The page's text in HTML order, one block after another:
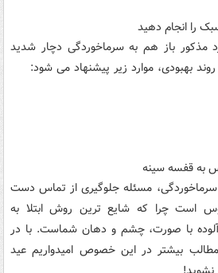
را انجام دهید
مذکور باز هم به سرماخوردگی دچار شدید
بهبودی، موارد زیر پیشنهاد می شود:
به قفسه سینه
سرماخوردگی، مسئله جلوگیری از تماس دست
است چرا که شایع ترین روش ابتلا به
با صورت، چشم و دهان شماست. با در
بیشتر در این خصوص امیدواریم عید